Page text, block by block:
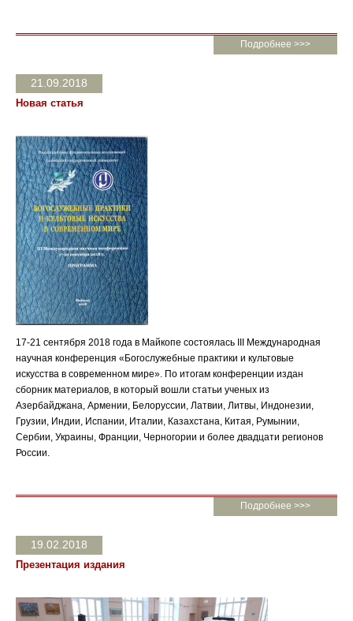
Подробнее >>>
21.09.2018
Новая статья
17-21 сентября 2018 года в Майкопе состоялась III Международная
научная конференция «Богослужебные практики и культовые
искусства в современном мире». По итогам конференции издан
сборник материалов, в который вошли статьи ученых из
Азербайджана, Армении, Белоруссии, Латвии, Литвы, Индонезии,
Грузии, Индии, Испании, Италии, Казахстана, Китая, Румынии,
Сербии, Украины, Франции, Черногории и более двадцати регионов
России.
Подробнее >>>
19.02.2018
Презентация издания